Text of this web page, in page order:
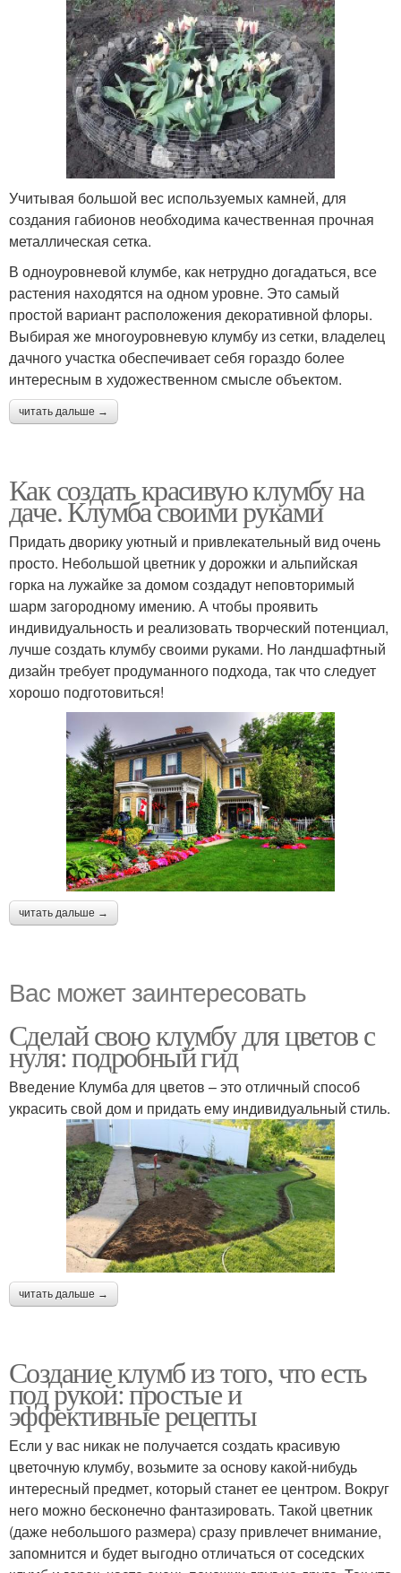
Учитывая большой вес используемых камней, для
создания габионов необходима качественная прочная
металлическая сетка.
В одноуровневой клумбе, как нетрудно догадаться, все
растения находятся на одном уровне. Это самый
простой вариант расположения декоративной флоры.
Выбирая же многоуровневую клумбу из сетки, владелец
дачного участка обеспечивает себя гораздо более
интересным в художественном смысле объектом.
читать дальше →
Как создать красивую клумбу на
даче. Клумба своими руками
Придать дворику уютный и привлекательный вид очень
просто. Небольшой цветник у дорожки и альпийская
горка на лужайке за домом создадут неповторимый
шарм загородному имению. А чтобы проявить
индивидуальность и реализовать творческий потенциал,
лучше создать клумбу своими руками. Но ландшафтный
дизайн требует продуманного подхода, так что следует
хорошо подготовиться!
читать дальше →
Вас может заинтересовать
Сделай свою клумбу для цветов с
нуля: подробный гид
Введение Клумба для цветов – это отличный способ
украсить свой дом и придать ему индивидуальный стиль.
читать дальше →
Создание клумб из того, что есть
под рукой: простые и
эффективные рецепты
Если у вас никак не получается создать красивую
цветочную клумбу, возьмите за основу какой-нибудь
интересный предмет, который станет ее центром. Вокруг
него можно бесконечно фантазировать. Такой цветник
(даже небольшого размера) сразу привлечет внимание,
запомнится и будет выгодно отличаться от соседских